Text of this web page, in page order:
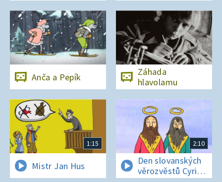
Anča a Pepík
Záhada
hlavolamu
1:15
Mistr Jan Hus
2:10
Den slovanských
věrozvěstů Cyrila